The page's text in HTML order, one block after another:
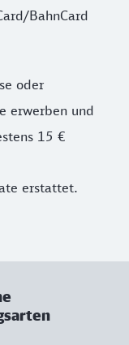
BahnCard
oder
erwerben und
15 €
erstattet.